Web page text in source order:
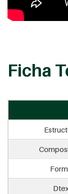
Ficha